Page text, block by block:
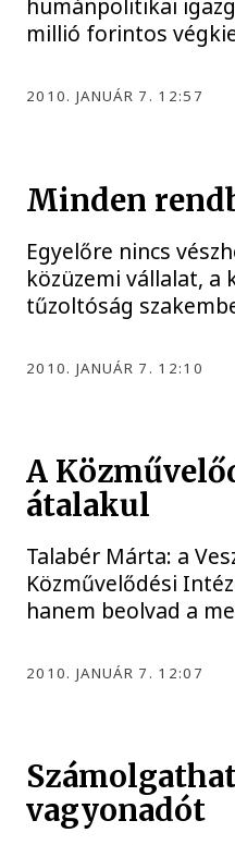
humánpolitikai
millió forintos
2010. JANUÁR 7. 12:57
Minden
Egyelőre nincs
közüzemi vállalat, a
tűzoltóság
2010. JANUÁR 7. 12:10
A
átalakul
Talabér Márta: a
Közművelődési
hanem beolvad a
2010. JANUÁR 7. 12:07
vagyonadót